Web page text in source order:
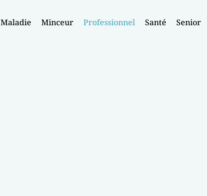
Maladie Minceur Professionnel Santé Senior